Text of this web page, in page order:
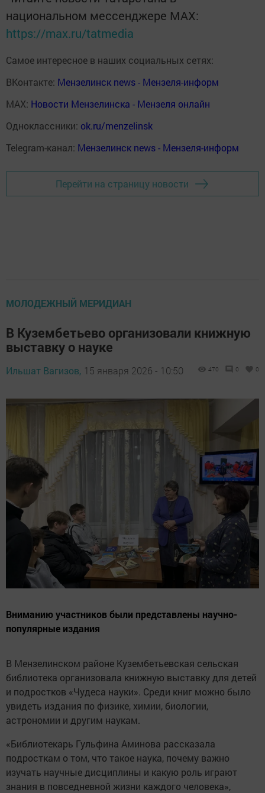
национальном мессенджере MАХ:
https://max.ru/tatmedia
Самое интересное в наших социальных сетях:
ВКонтакте: Мензелинск news - Мензеля-информ
MAX: Новости Мензелинска - Мензеля онлайн
Одноклассники: ok.ru/menzelinsk
Telegram-канал: Мензелинск news - Мензеля-информ
Перейти на страницу новости
МОЛОДЕЖНЫЙ МЕРИДИАН
В Кузембетьево организовали книжную
выставку о науке
Ильшат Вагизов, 15 января 2026 - 10:50 470 0 0
Вниманию участников были представлены научно-
популярные издания
В Мензелинском районе Кузембетьевская сельская
библиотека организовала книжную выставку для детей
и подростков «Чудеса науки». Среди книг можно было
увидеть издания по физике, химии, биологии,
астрономии и другим наукам.
«Библиотекарь Гульфина Аминова рассказала
подросткам о том, что такое наука, почему важно
изучать научные дисциплины и какую роль играют
знания в повседневной жизни каждого человека»,